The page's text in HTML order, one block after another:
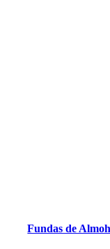
Fundas de